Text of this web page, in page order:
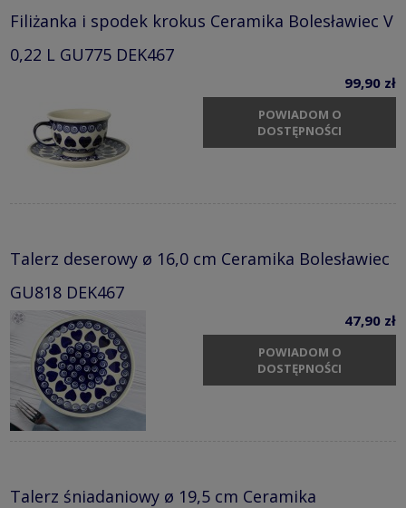
Filiżanka i spodek krokus Ceramika Bolesławiec V
0,22 L GU775 DEK467
99,90 zł
POWIADOM O
DOSTĘPNOŚCI
Talerz deserowy ø 16,0 cm Ceramika Bolesławiec
GU818 DEK467
47,90 zł
POWIADOM O
DOSTĘPNOŚCI
Talerz śniadaniowy ø 19,5 cm Ceramika